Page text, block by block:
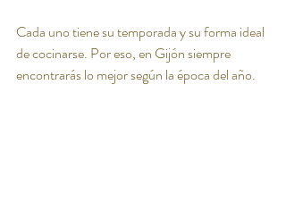
Cada uno tiene su temporada y su forma ideal
de cocinarse. Por eso, en Gijón siempre
encontrarás lo mejor según la época del año.